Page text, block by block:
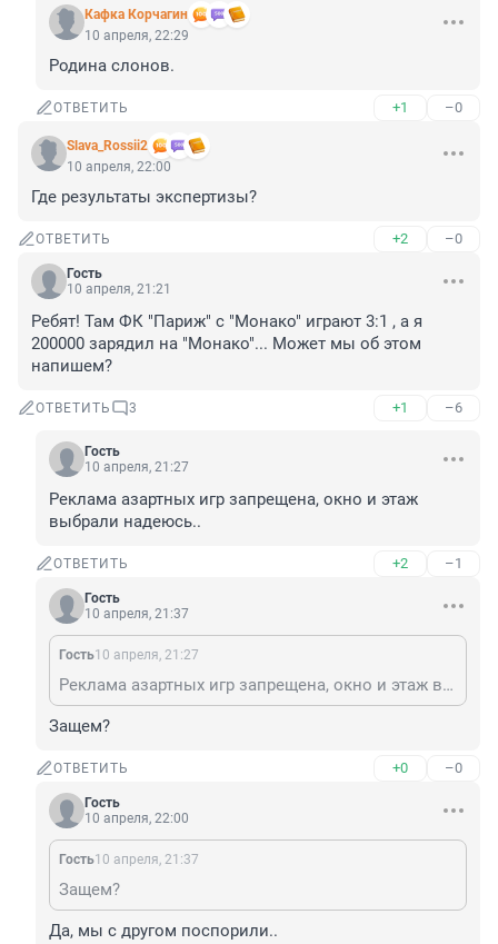
Кафка Корчагин
10 апреля, 22:29
Родина слонов.
ОТВЕТИТЬ +1 –0
Slava_Rossii2
10 апреля, 22:00
Где результаты экспертизы?
ОТВЕТИТЬ +2 –0
Гость
10 апреля, 21:21
Ребят! Там ФК "Париж" с "Монако" играют 3:1 , а я
200000 зарядил на "Монако"... Может мы об этом
напишем?
ОТВЕТИТЬ 3 +1 –6
Гость
10 апреля, 21:27
Реклама азартных игр запрещена, окно и этаж
выбрали надеюсь..
ОТВЕТИТЬ +2 –1
Гость
10 апреля, 21:37
Гость10 апреля, 21:27
Реклама азартных игр запрещена, окно и этаж выбрали надеюсь..
Защем?
ОТВЕТИТЬ +0 –0
Гость
10 апреля, 22:00
Гость10 апреля, 21:37
Защем?
Да, мы с другом поспорили..